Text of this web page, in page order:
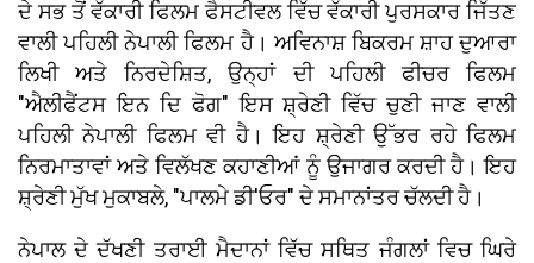
ਦੇ ਸਭ ਤੋਂ ਵੱਕਾਰੀ ਫਿਲਮ ਫੈਸਟੀਵਲ ਵਿੱਚ ਵੱਕਾਰੀ ਪੁਰਸਕਾਰ ਜਿੱਤਣ
ਵਾਲੀ ਪਹਿਲੀ ਨੇਪਾਲੀ ਫਿਲਮ ਹੈ। ਅਵਿਨਾਸ਼ ਬਿਕਰਮ ਸ਼ਾਹ ਦੁਆਰਾ
ਲਿਖੀ ਅਤੇ ਨਿਰਦੇਸ਼ਿਤ, ਉਨ੍ਹਾਂ ਦੀ ਪਹਿਲੀ ਫੀਚਰ ਫਿਲਮ
"ਐਲੀਫੈਂਟਸ ਇਨ ਦਿ ਫੋਗ" ਇਸ ਸ਼੍ਰੇਣੀ ਵਿੱਚ ਚੁਣੀ ਜਾਣ ਵਾਲੀ
ਪਹਿਲੀ ਨੇਪਾਲੀ ਫਿਲਮ ਵੀ ਹੈ। ਇਹ ਸ਼੍ਰੇਣੀ ਉੱਭਰ ਰਹੇ ਫਿਲਮ
ਨਿਰਮਾਤਾਵਾਂ ਅਤੇ ਵਿਲੱਖਣ ਕਹਾਣੀਆਂ ਨੂੰ ਉਜਾਗਰ ਕਰਦੀ ਹੈ। ਇਹ
ਸ਼੍ਰੇਣੀ ਮੁੱਖ ਮੁਕਾਬਲੇ, "ਪਾਲਮੇ ਡੀ'ਓਰ" ਦੇ ਸਮਾਨਾਂਤਰ ਚੱਲਦੀ ਹੈ।
ਨੇਪਾਲ ਦੇ ਦੱਖਣੀ ਤਰਾਈ ਮੈਦਾਨਾਂ ਵਿੱਚ ਸਥਿਤ ਜੰਗਲਾਂ ਵਿਚ ਘਿਰੇ